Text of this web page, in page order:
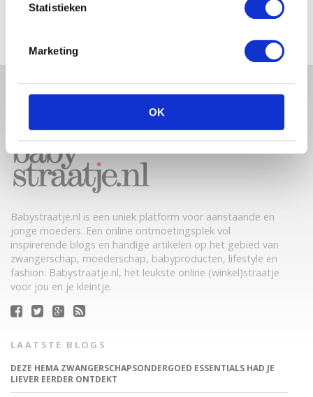
Statistieken
Marketing
OK
Babystraatje.nl is een uniek platform voor aanstaande en
jonge moeders. Een online ontmoetingsplek vol
inspirerende blogs en handige artikelen op het gebied van
zwangerschap, moederschap, babyproducten, lifestyle en
fashion. Babystraatje.nl, het leukste online (winkel)straatje
voor jou en je kleintje.
LAATSTE BLOGS
DEZE HEMA ZWANGERSCHAPSONDERGOED ESSENTIALS HAD JE
LIEVER EERDER ONTDEKT